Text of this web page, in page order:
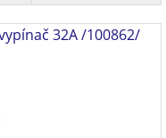
32A /100862/